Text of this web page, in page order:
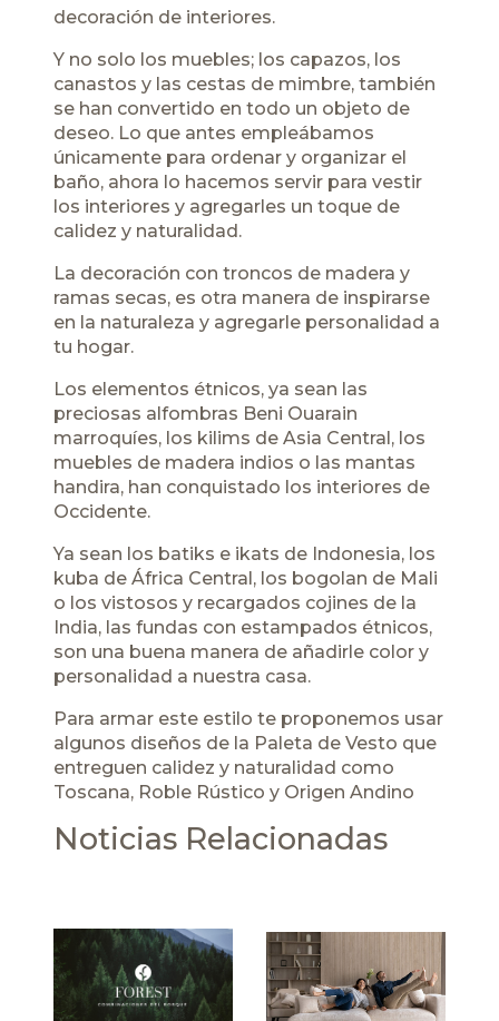
decoración de interiores.
Y no solo los muebles; los capazos, los
canastos y las cestas de mimbre, también
se han convertido en todo un objeto de
deseo. Lo que antes empleábamos
únicamente para ordenar y organizar el
baño, ahora lo hacemos servir para vestir
los interiores y agregarles un toque de
calidez y naturalidad.
La decoración con troncos de madera y
ramas secas, es otra manera de inspirarse
en la naturaleza y agregarle personalidad a
tu hogar.
Los elementos étnicos, ya sean las
preciosas alfombras Beni Ouarain
marroquíes, los kilims de Asia Central, los
muebles de madera indios o las mantas
handira, han conquistado los interiores de
Occidente.
Ya sean los batiks e ikats de Indonesia, los
kuba de África Central, los bogolan de Mali
o los vistosos y recargados cojines de la
India, las fundas con estampados étnicos,
son una buena manera de añadirle color y
personalidad a nuestra casa.
Para armar este estilo te proponemos usar
algunos diseños de la Paleta de Vesto que
entreguen calidez y naturalidad como
Toscana, Roble Rústico y Origen Andino
Noticias Relacionadas